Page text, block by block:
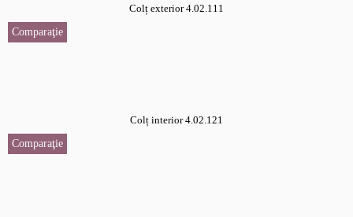
Colț exterior 4.02.111
Comparaţie
Colț interior 4.02.121
Comparaţie